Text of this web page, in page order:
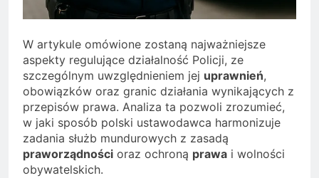
W artykule omówione zostaną najważniejsze
aspekty regulujące działalność Policji, ze
szczególnym uwzględnieniem jej uprawnień,
obowiązków oraz granic działania wynikających z
przepisów prawa. Analiza ta pozwoli zrozumieć,
w jaki sposób polski ustawodawca harmonizuje
zadania służb mundurowych z zasadą
praworządności oraz ochroną prawa i wolności
obywatelskich.